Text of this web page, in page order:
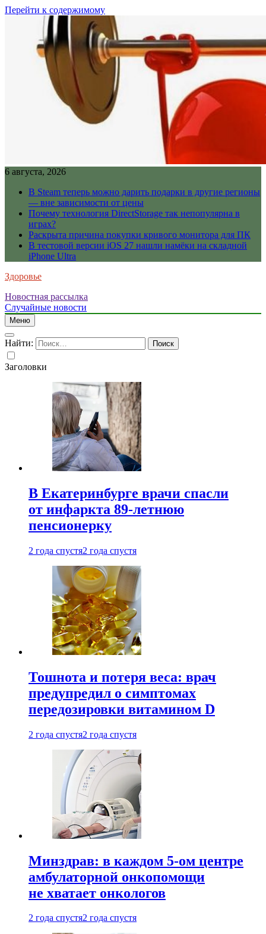
Перейти к содержимому
6 августа, 2026
В Steam теперь можно дарить подарки в другие регионы
— вне зависимости от цены
Почему технология DirectStorage так непопулярна в
играх?
Раскрыта причина покупки кривого монитора для ПК
В тестовой версии iOS 27 нашли намёки на складной
iPhone Ultra
Здоровье
Новостная рассылка
Случайные новости
Меню
Найти:
Заголовки
В Екатеринбурге врачи спасли
от инфаркта 89-летнюю
пенсионерку
2 года спустя2 года спустя
Тошнота и потеря веса: врач
предупредил о симптомах
передозировки витамином D
2 года спустя2 года спустя
Минздрав: в каждом 5-ом центре
амбулаторной онкопомощи
не хватает онкологов
2 года спустя2 года спустя